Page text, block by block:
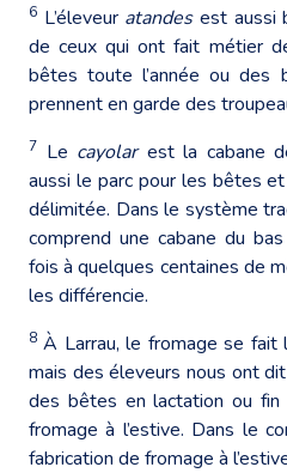
6 L’éleveur atandesest aussi
de ceux qui ont fait métier
bêtes toute l’année ou des
prennent en garde des
7 Le cayolarest la cabane
aussi le parc pour les bêtes et
délimitée. Dans le système
comprend une cabane du
fois à quelques centaines de
les différencie.
8 À Larrau, le fromage se fait
mais des éleveurs nous ont
des bêtes en lactation ou
fromage à l’estive. Dans le
fabrication de fromage à